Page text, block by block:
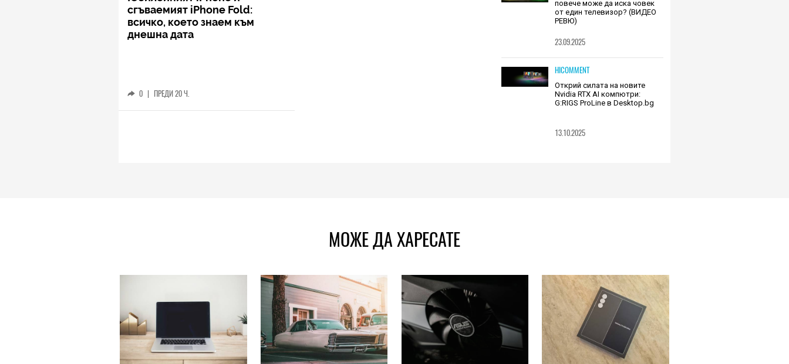
сгъваемият iPhone Fold:
всичко, което знаем към
днешна дата
0 | ПРЕДИ 20 Ч.
повече може да иска човек
от един телевизор? (ВИДЕО
РЕВЮ)
23.09.2025
HICOMMENT
Открий силата на новите
Nvidia RTX AI компютри:
G:RIGS ProLine в Desktop.bg
13.10.2025
МОЖЕ ДА ХАРЕСАТЕ